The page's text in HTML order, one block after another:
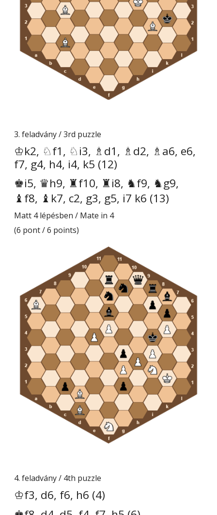
3. feladvány / 3rd puzzle
♔k2, ♘f1, ♘i3, ♗d1, ♗d2, ♗a6, e6,
f7, g4, h4, i4, k5 (12)
♚i5, ♛h9, ♜f10, ♜i8, ♞f9, ♞g9,
♝f8, ♝k7, c2, g3, g5, i7 k6 (13)
Matt 4 lépésben / Mate in 4
(6 pont / 6 points)
4. feladvány / 4th puzzle
♔f3, d6, f6, h6 (4)